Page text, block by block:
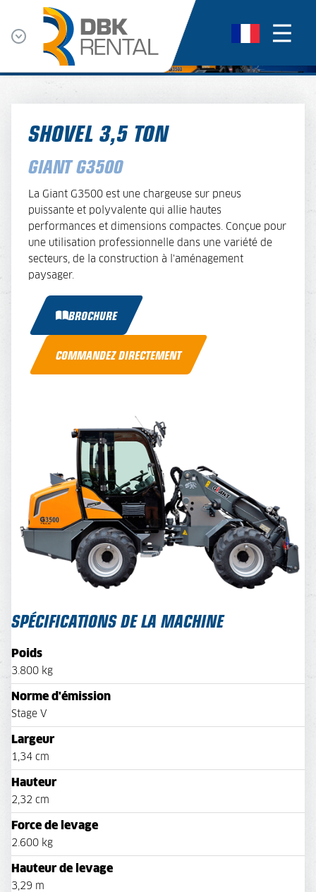
SHOVEL 3,5 TON
GIANT G3500
La Giant G3500 est une chargeuse sur pneus
puissante et polyvalente qui allie hautes
performances et dimensions compactes. Conçue pour
une utilisation professionnelle dans une variété de
secteurs, de la construction à l'aménagement
paysager.
BROCHURE
COMMANDEZ DIRECTEMENT
SPÉCIFICATIONS DE LA MACHINE
Poids
3.800 kg
Norme d'émission
Stage V
Largeur
1,34 cm
Hauteur
2,32 cm
Force de levage
2.600 kg
Hauteur de levage
3,29 m